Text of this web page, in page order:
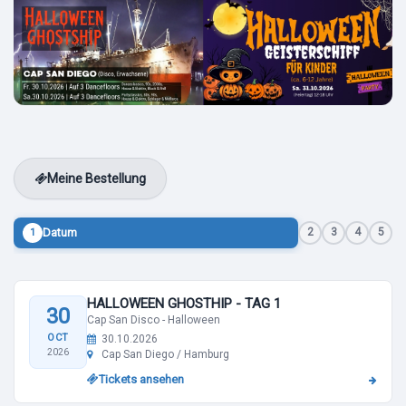
Meine Bestellung
1 Datum 2 3 4 5
30
OCT
2026
HALLOWEEN GHOSTHIP - TAG 1
Cap San Disco - Halloween
30.10.2026
Cap San Diego / Hamburg
Tickets ansehen